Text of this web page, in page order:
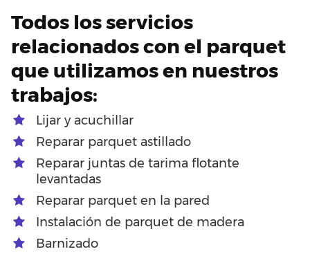
Todos los servicios
relacionados con el parquet
que utilizamos en nuestros
trabajos:
Lijar y acuchillar
Reparar parquet astillado
Reparar juntas de tarima flotante
levantadas
Reparar parquet en la pared
Instalación de parquet de madera
Barnizado